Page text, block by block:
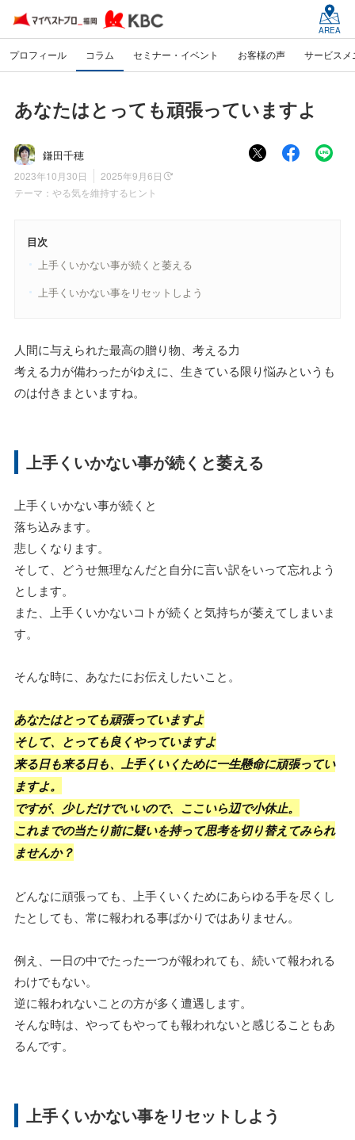
AREA
プロフィール コラム セミナー・イベント お客様の声 サービスメ
あなたはとっても頑張っていますよ
鎌田千穂
2023年10月30日
2025年9月6日
テーマ： やる気を維持するヒント
目次
上手くいかない事が続くと萎える
上手くいかない事をリセットしよう
人間に与えられた最高の贈り物、考える力
考える力が備わったがゆえに、生きている限り悩みというも
のは付きまといますね。
上手くいかない事が続くと萎える
上手くいかない事が続くと
落ち込みます。
悲しくなります。
そして、どうせ無理なんだと自分に言い訳をいって忘れよう
とします。
また、上手くいかないコトが続くと気持ちが萎えてしまいま
す。
そんな時に、あなたにお伝えしたいこと。
あなたはとっても頑張っていますよ
そして、とっても良くやっていますよ
来る日も来る日も、上手くいくために一生懸命に頑張ってい
ますよ。
ですが、少しだけでいいので、ここいら辺で小休止。
これまでの当たり前に疑いを持って思考を切り替えてみられ
ませんか？
どんなに頑張っても、上手くいくためにあらゆる手を尽くし
たとしても、常に報われる事ばかりではありません。
例え、一日の中でたった一つが報われても、続いて報われる
わけでもない。
逆に報われないことの方が多く遭遇します。
そんな時は、やってもやっても報われないと感じることもあ
るんです。
上手くいかない事をリセットしよう